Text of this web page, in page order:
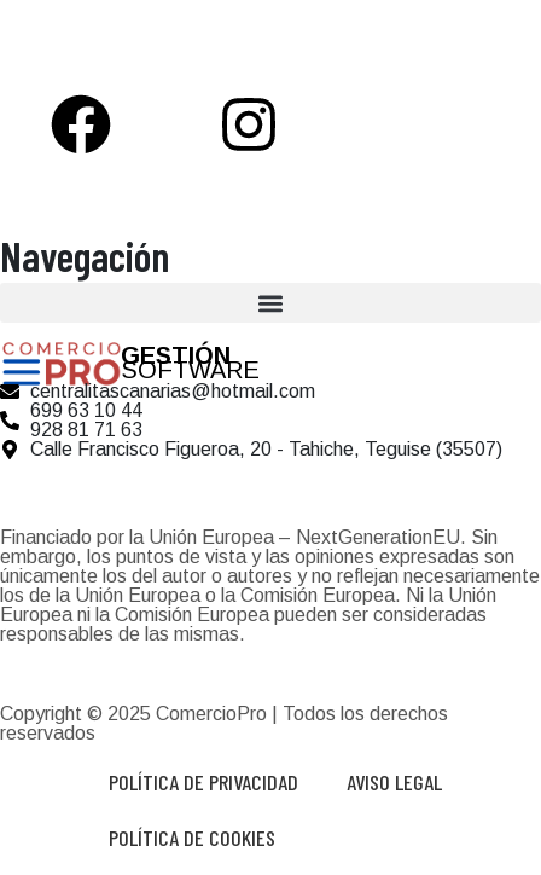
Navegación
GESTIÓN
SOFTWARE
centralitascanarias@hotmail.com
699 63 10 44
928 81 71 63
Calle Francisco Figueroa, 20 - Tahiche, Teguise (35507)
Financiado por la Unión Europea – NextGenerationEU. Sin
embargo, los puntos de vista y las opiniones expresadas son
únicamente los del autor o autores y no reflejan necesariamente
los de la Unión Europea o la Comisión Europea. Ni la Unión
Europea ni la Comisión Europea pueden ser consideradas
responsables de las mismas.
Copyright © 2025 ComercioPro | Todos los derechos
reservados
POLÍTICA DE PRIVACIDAD AVISO LEGAL
POLÍTICA DE COOKIES